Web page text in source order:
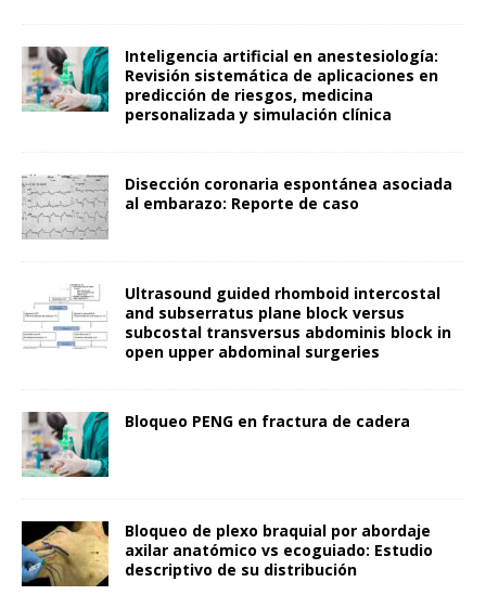
Inteligencia artificial en anestesiología:
Revisión sistemática de aplicaciones en
predicción de riesgos, medicina
personalizada y simulación clínica
Disección coronaria espontánea asociada
al embarazo: Reporte de caso
Ultrasound guided rhomboid intercostal
and subserratus plane block versus
subcostal transversus abdominis block in
open upper abdominal surgeries
Bloqueo PENG en fractura de cadera
Bloqueo de plexo braquial por abordaje
axilar anatómico vs ecoguiado: Estudio
descriptivo de su distribución